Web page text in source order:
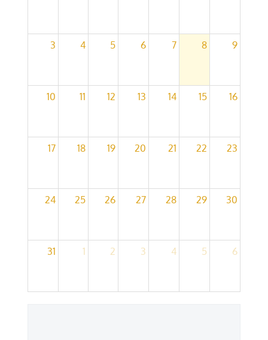
3 4 5 6 7 8 9
10 11 12 13 14 15 16
17 18 19 20 21 22 23
24 25 26 27 28 29 30
31 1 2 3 4 5 6